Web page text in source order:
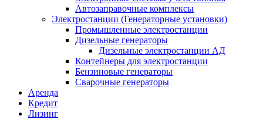
Автозаправочные комплексы
Электростанции (Генераторные установки)
Промышленные электростанции
Дизельные генераторы
Дизельные электростанции АД
Контейнеры для электростанции
Бензиновые генераторы
Сварочные генераторы
Аренда
Кредит
Лизинг